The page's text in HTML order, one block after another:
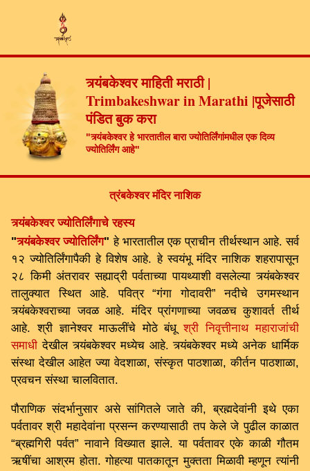
त्र्यंबकेश्वर माहिती मराठी |
Trimbakeshwar in Marathi |पूजेसाठी
पंडित बुक करा
"त्र्यंबकेश्वर हे भारतातील बारा ज्योतिर्लिंगांमधील एक दिव्य
ज्योतिर्लिंग आहे"
त्रंबकेश्वर मंदिर नाशिक
त्र्यंबकेश्वर ज्योतिर्लिंगाचे रहस्य
"त्र्यंबकेश्वर ज्योतिर्लिंग"हे भारतातील एक प्राचीन तीर्थस्थान आहे. सर्व
१२ ज्योतिर्लिंगापैकी हे विशेष आहे. हे स्वयंभू मंदिर नाशिक शहरापासून
२८ किमी अंतरावर सह्याद्री पर्वताच्या पायथ्याशी वसलेल्या त्र्यंबकेश्वर
तालुक्यात स्थित आहे. पवित्र “गंगा गोदावरी” नदीचे उगमस्थान
त्र्यंबकेश्वराच्या जवळ आहे. मंदिर प्रांगणाच्या जवळच कुशावर्त तीर्थ
आहे. श्री ज्ञानेश्वर माऊलींचे मोठे बंधूश्री निवृत्तीनाथ महाराजांची
समाधी देखील त्र्यंबकेश्वर मध्येच आहे. त्र्यंबकेश्वर मध्ये अनेक धार्मिक
संस्था देखील आहेत ज्या वेदशाळा, संस्कृत पाठशाळा, कीर्तन पाठशाळा,
प्रवचन संस्था चालवितात.
पौराणिक संदर्भानुसार असे सांगितले जाते की, ब्रह्मदेवांनी इथे एका
पर्वतावर श्री महादेवांना प्रसन्न करण्यासाठी तप केले जे पुढील काळात
“ब्रह्मगिरी पर्वत” नावाने विख्यात झाले. या पर्वतावर एके काळी गौतम
ऋषींचा आश्रम होता. गोहत्या पातकातून मुक्तता मिळावी म्हणून त्यांनी